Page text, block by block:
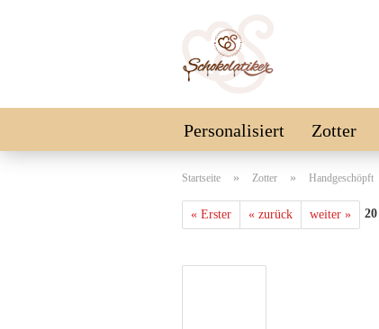
Personalisiert Zotter
Schokolinsen Vegan
Startseite » Zotter » Handgeschöpft
« Erster « zurück weiter » 20